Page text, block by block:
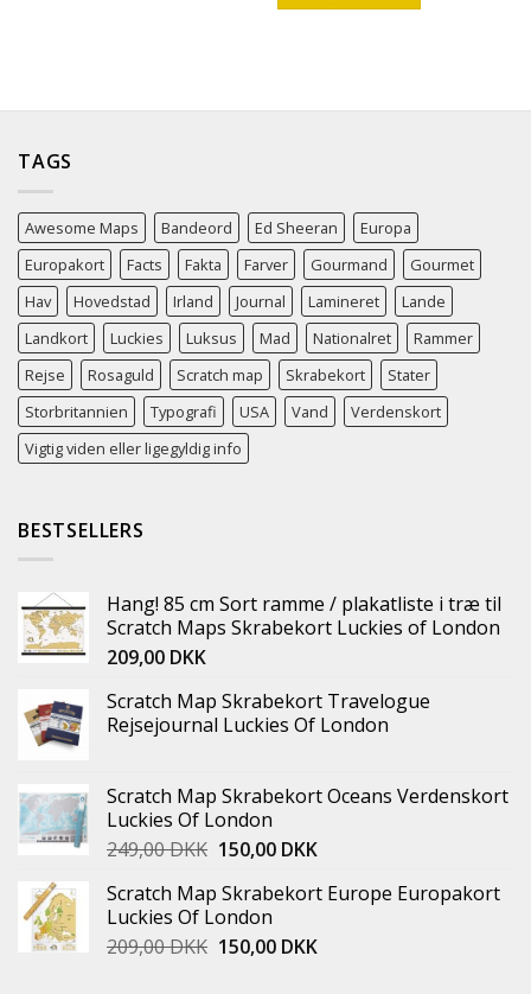
TAGS
Awesome Maps Bandeord Ed Sheeran
Europa
Europakort
Facts Fakta Farver Gourmand
Gourmet
Hav
Hovedstad Irland Journal Lamineret
Lande
Landkort
Luckies Luksus Mad Nationalret
Rammer
Rejse
Rosaguld Scratch map Skrabekort
Stater
Storbritannien
Typografi USA Vand
Verdenskort
Vigtig viden eller ligegyldig info
BESTSELLERS
Hang! 85 cm Sort ramme / plakatliste i træ til
Scratch Maps Skrabekort Luckies of London
209,00 DKK
Scratch Map Skrabekort Travelogue
Rejsejournal Luckies Of London
Scratch Map Skrabekort Oceans Verdenskort
Luckies Of London
249,00DKK 150,00 DKK
Scratch Map Skrabekort Europe Europakort
Luckies Of London
209,00DKK 150,00 DKK